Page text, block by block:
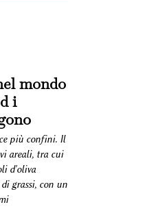
mondo
i
più confini. Il
areali, tra cui
d'oliva
grassi, con un